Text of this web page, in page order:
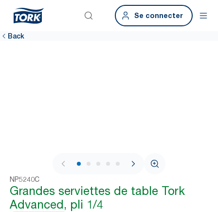
Se connecter
Back
1 / 7
NP5240C
Grandes serviettes de table Tork
Advanced, pli 1/4